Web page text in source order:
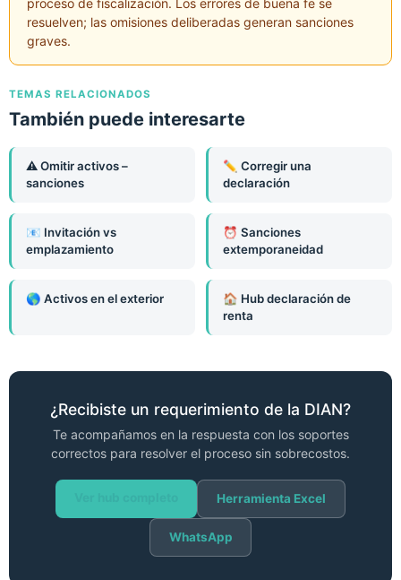
resuelven; las omisiones deliberadas generan sanciones
graves.
TEMAS RELACIONADOS
También puede interesarte
⚠️ Omitir activos –
sanciones
✏️ Corregir una
declaración
📧 Invitación vs
emplazamiento
⏰ Sanciones
extemporaneidad
🌎 Activos en el exterior
🏠 Hub declaración de
renta
¿Recibiste un requerimiento de la DIAN?
Te acompañamos en la respuesta con los soportes
correctos para resolver el proceso sin sobrecostos.
Herramienta Excel
WhatsApp